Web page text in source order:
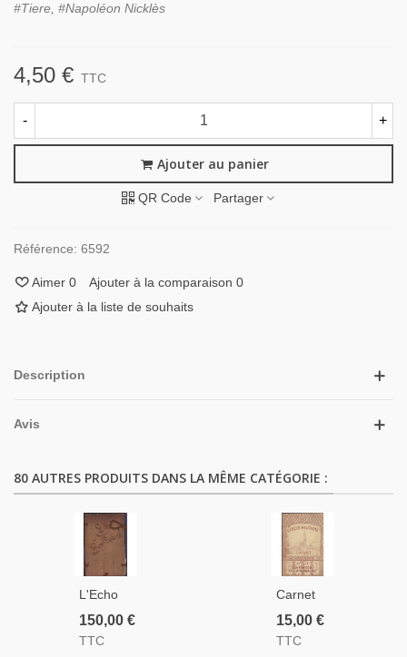
#Tiere, #Napoléon Nicklès
4,50 € TTC
- +
Ajouter au panier
QR Code Partager
Référence: 6592
Aimer 0 Ajouter à la comparaison 0
Ajouter à la liste de souhaits
Description
Avis
80 AUTRES PRODUITS DANS LA MÊME CATÉGORIE :
L'Echo
Du Bon-
Pasteur
150,00 €
TTC
Carnet
D'adresses
De La
15,00 €
TTC